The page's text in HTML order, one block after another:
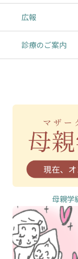
広報
診療のご案内
母親学